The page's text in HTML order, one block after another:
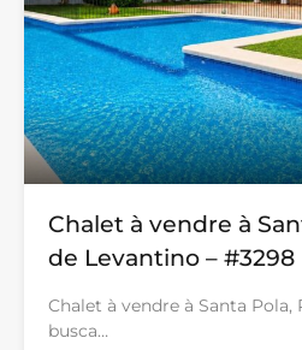
Chalet à vendre à
de Levantino – #3298
Chalet à vendre à Santa Pola,
busca…